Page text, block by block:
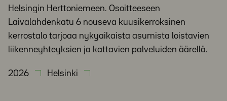
Helsingin Herttoniemeen. Osoitteeseen
Laivalahdenkatu 6 nouseva kuusikerroksinen
kerrostalo tarjoaa nykyaikaista asumista loistavien
liikenneyhteyksien ja kattavien palveluiden äärellä.
2026 Helsinki